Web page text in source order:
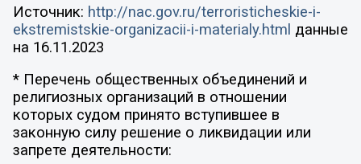
Источник: http://nac.gov.ru/terroristicheskie-i-
ekstremistskie-organizacii-i-materialy.html данные
на 16.11.2023
* Перечень общественных объединений и
религиозных организаций в отношении
которых судом принято вступившее в
законную силу решение о ликвидации или
запрете деятельности: